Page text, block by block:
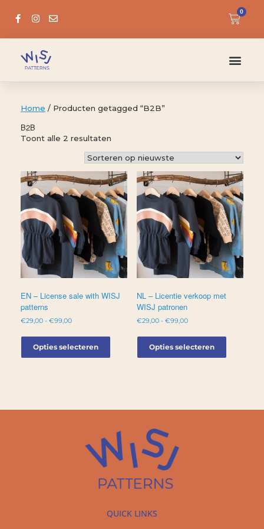
0
Home / Producten getagged “B2B”
B2B
Toont alle 2 resultaten
EN – License sale with WISJ
patterns
€29,00 - €99,00
Opties selecteren
NL – Licentie verkoop met
WISJ patronen
€29,00 - €99,00
Opties selecteren
QUICK LINKS